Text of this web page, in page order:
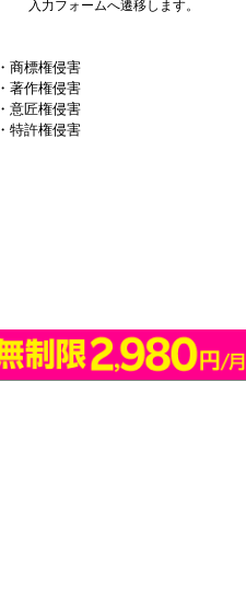
入力フォームへ遷移します。
・商標権侵害
・著作権侵害
・意匠権侵害
・特許権侵害